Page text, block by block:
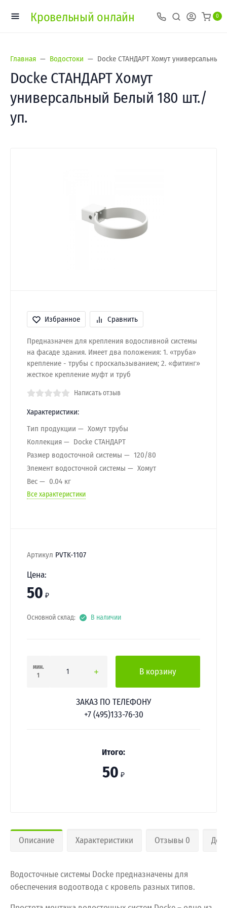
Кровельный онлайн 0
Главная Водостоки Docke СТАНДАРТ Хомут
Docke СТАНДАРТ Хомут
универсальный Белый 180 шт./
уп.
Избранное Сравнить
Предназначен для крепления водосливной системы
на фасаде здания. Имеет два положения: 1. «труба»
крепление - трубы с проскальзыванием; 2. «фитинг»
жесткое крепление муфт и труб
Написать отзыв
Характеристики:
Тип продукции
Хомут трубы
Коллекция
Docke СТАНДАРТ
Размер водосточной системы
120/80
Элемент водосточной системы
Хомут
Вес
0.04 кг
Все характеристики
Артикул PVTK-1107
Цена:
50 ₽
Основной склад: В наличии
мин.
1
В корзину
ЗАКАЗ ПО ТЕЛЕФОНУ
+7 (495)133-76-30
Итого:
50 ₽
Описание Характеристики Отзывы 0
Водосточные системы Docke предназначены для
обеспечения водоотвода с кровель разных типов.